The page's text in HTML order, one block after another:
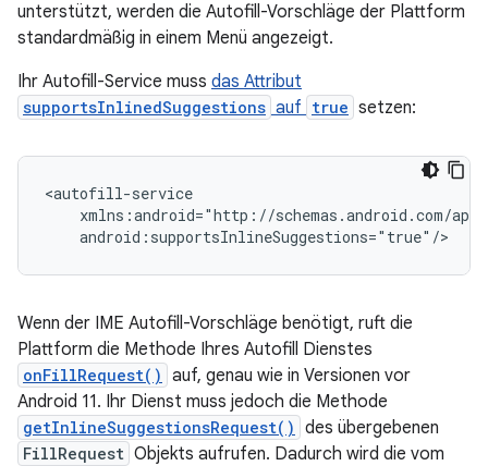
unterstützt, werden die Autofill-Vorschläge der Plattform
standardmäßig in einem Menü angezeigt.
Ihr Autofill-Service muss das Attribut
supportsInlinedSuggestions auf true setzen:
Wenn der IME Autofill-Vorschläge benötigt, ruft die
Plattform die Methode Ihres Autofill Dienstes
onFillRequest() auf, genau wie in Versionen vor
Android 11. Ihr Dienst muss jedoch die Methode
getInlineSuggestionsRequest() des übergebenen
FillRequest Objekts aufrufen. Dadurch wird die vom